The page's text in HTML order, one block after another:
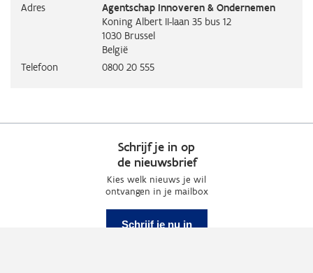
Adres
Agentschap Innoveren & Ondernemen
Koning Albert II-laan 35 bus 12
1030 Brussel
België
Telefoon
0800 20 555
Schrijf je in op
de nieuwsbrief
Kies welk nieuws je wil
ontvangen in je mailbox
Schrijf je nu in